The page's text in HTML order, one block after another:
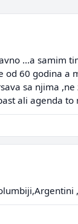
...a samim
60 godina a
sa njima
ali agenda to